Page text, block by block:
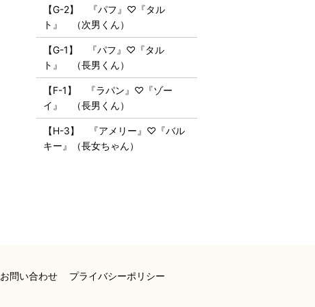
【G-2】 『パフ』♡『タル
ト』 （次男くん）
【G-1】 『パフ』♡『タル
ト』 （長男くん）
【F-1】 『ラパン』♡『ゾー
イ』 （長男くん）
【H-3】 『アメリー』♡『バル
キー』（長女ちゃん）
お問い合わせ
プライバシーポリシー